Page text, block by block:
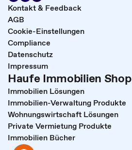
Kontakt & Feedback
AGB
Cookie-Einstellungen
Compliance
Datenschutz
Impressum
Haufe Immobilien Shop
Immobilien Lösungen
Immobilien-Verwaltung Produkte
Wohnungswirtschaft Lösungen
Private Vermietung Produkte
Immobilien Bücher